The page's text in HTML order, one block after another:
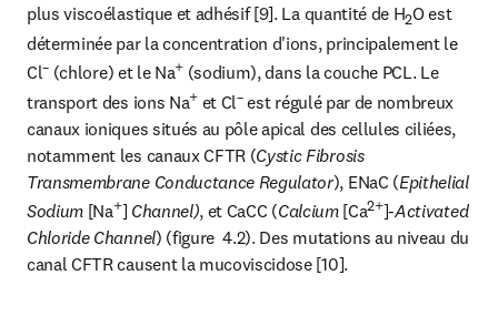
plus viscoélastique et adhésif [9]. La quantité de H2O est
déterminée par la concentration d'ions, principalement le
Cl– (chlore) et le Na+ (sodium), dans la couche PCL. Le
transport des ions Na+ et Cl– est régulé par de nombreux
canaux ioniques situés au pôle apical des cellules ciliées,
notamment les canaux CFTR (Cystic Fibrosis
Transmembrane Conductance Regulator), ENaC (Epithelial
Sodium [Na+] Channel), et CaCC (Calcium [Ca2+]-Activated
Chloride Channel) (figure  4.2). Des mutations au niveau du
canal CFTR causent la mucoviscidose [10].